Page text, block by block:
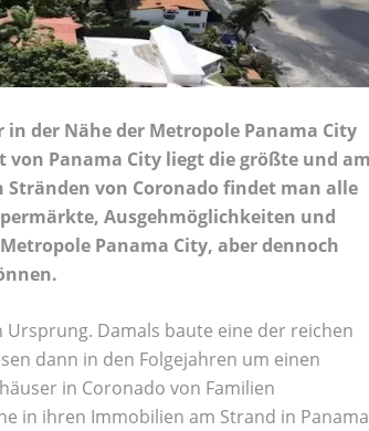
der Nähe der Metropole Panama City
Panama City liegt die größte und
Stränden von Coronado findet man alle
Ausgehmöglichkeiten und
Panama City, aber dennoch
Ursprung. Damals baute eine der reichen
dann in den Folgejahren um einen
in Coronado von Familien
in ihren Immobilien am Strand in Panama